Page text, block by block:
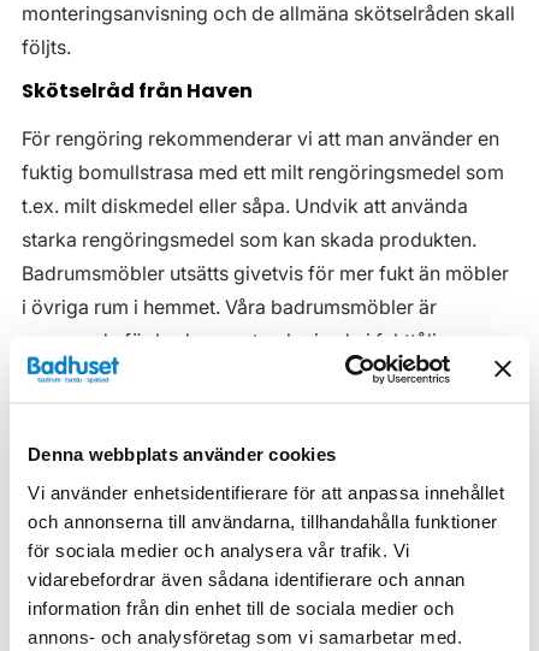
Denna webbplats använder cookies
Vi använder enhetsidentifierare för att anpassa innehållet
och annonserna till användarna, tillhandahålla funktioner
för sociala medier och analysera vår trafik. Vi
vidarebefordrar även sådana identifierare och annan
information från din enhet till de sociala medier och
annons- och analysföretag som vi samarbetar med.
monteringsanvisning och de allmäna skötselråden skall
följts.
Skötselråd från Haven
För rengöring rekommenderar vi att man använder en
fuktig bomullstrasa med ett milt rengöringsmedel som
t.ex. milt diskmedel eller såpa. Undvik att använda
starka rengöringsmedel som kan skada produkten.
Badrumsmöbler utsätts givetvis för mer fukt än möbler
i övriga rum i hemmet. Våra badrumsmöbler är
anpassade för badrummet och gjorda i fukttåliga
material. Men även om våra badrumsmöbler är det, ska
luftfuktighet.
Tänk på att se till att ventilationen är god och att
möblerna placeras på ett sådant avstånd från
badkar/dusch att vatten inte kan skvätta direkt på
möbeln. Blöta fläckar, även vanligt vatten, torkas upp
så snart som möjligt.